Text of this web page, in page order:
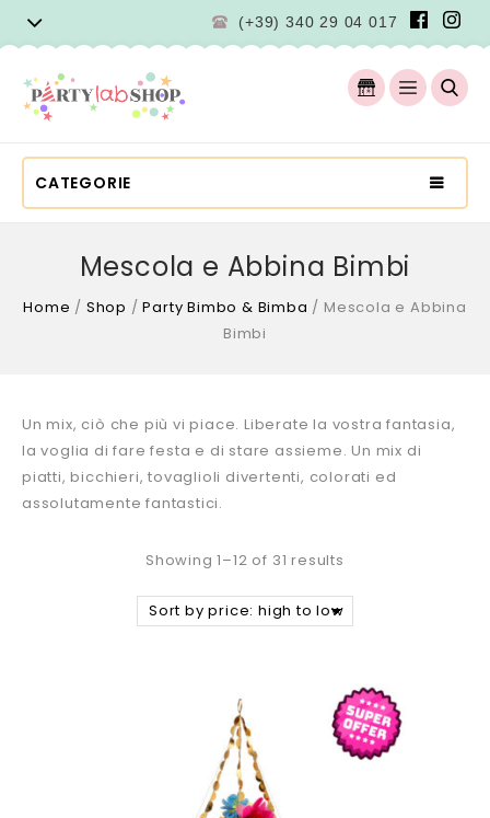
(+39) 340 29 04 017
CATEGORIE
Mescola e Abbina Bimbi
Home / Shop /Party Bimbo & Bimba / Mescola e Abbina
Bimbi
Un mix, ciò che più vi piace. Liberate la vostra fantasia,
la voglia di fare festa e di stare assieme. Un mix di
piatti, bicchieri, tovaglioli divertenti, colorati ed
assolutamente fantastici.
Showing 1–12 of 31 results
Sort by price: high to low